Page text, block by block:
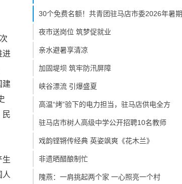
进
建
民
生
人
30个免费名额！共青团驻马店市委2026年暑期
夜市送岗位 筑梦促就业
亲水避暑享清凉
加固堤坝 筑牢防汛屏障
峡谷漂流 引爆盛夏
高温“烤”验下的电力担当，驻马店供电全方
驻马店市树人高级中学公开招聘10名教师
戏韵铿锵传经典 英姿飒爽《花木兰》
非遗晒醋酿制忙
隗燕：一肩挑起两个家 一心照亮一个村